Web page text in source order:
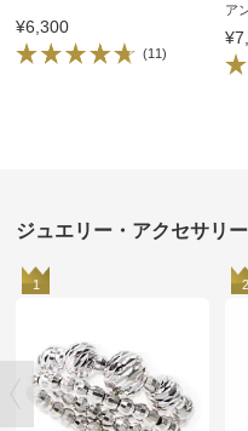
¥6,300
(11)
ア
2本
ジュエリー・アクセサリ
1 2